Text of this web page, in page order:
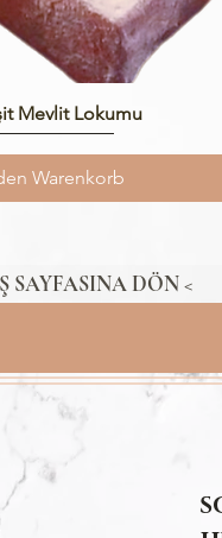
Mevlit Lokumu
Warenkorb
SAYFASINA DÖN <